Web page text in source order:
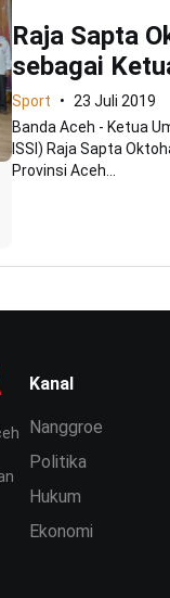
Raja Sapta
sebagai
Sport
23 Juli 2019
Banda Aceh - Ketua
ISSI) Raja Sapta
Provinsi Aceh...
Kanal
Nanggroe
Politika
Hukum
Ekonomi